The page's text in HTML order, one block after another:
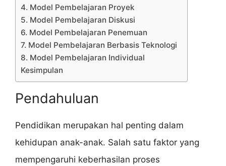
4. Model Pembelajaran Proyek
5. Model Pembelajaran Diskusi
6. Model Pembelajaran Penemuan
7. Model Pembelajaran Berbasis Teknologi
8. Model Pembelajaran Individual
Kesimpulan
Pendahuluan
Pendidikan merupakan hal penting dalam
kehidupan anak-anak. Salah satu faktor yang
mempengaruhi keberhasilan proses